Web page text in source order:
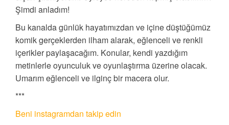
Şimdi anladım!
Bu kanalda günlük hayatımızdan ve içine düştüğümüz
komik gerçeklerden ilham alarak, eğlenceli ve renkli
içerikler paylaşacağım. Konular, kendi yazdığım
metinlerle oyunculuk ve oyunlaştırma üzerine olacak.
Umarım eğlenceli ve ilginç bir macera olur.
***
Beni instagramdan takip edin